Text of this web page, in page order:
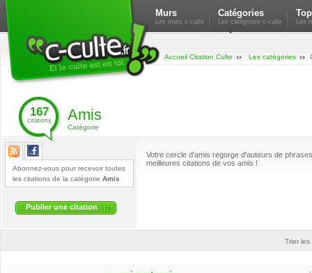
Murs
Les murs c-culte
Catégories
Les catégories c-culte Les
Accueil Citation Culte Les catégories
167
citations Amis
Catégorie
Abonnez-vous pour recevoir toutes
les citations de la catégorie Amis
Publier une citation
Votre cercle d'amis regorge d'auteurs de
meilleures citations de vos amis !
Trier